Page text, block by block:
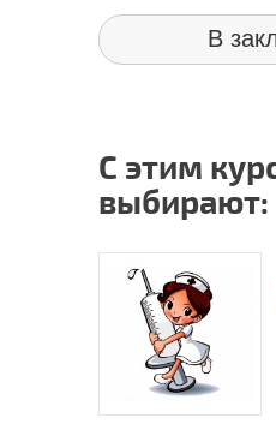
В
С этим
выбирают: